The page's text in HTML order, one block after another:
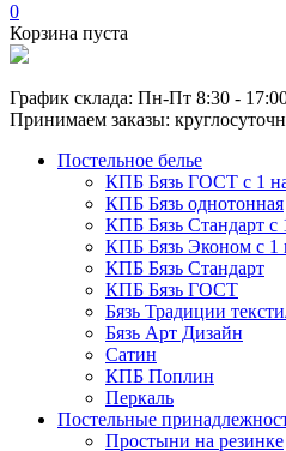
0
Корзина пуста
График склада: Пн-Пт 8:30 -
Принимаем заказы:
Постельное белье
КПБ Бязь ГОСТ c 1
КПБ Бязь однотонная
КПБ Бязь Стандарт c
КПБ Бязь Эконом с 1
КПБ Бязь Стандарт
КПБ Бязь ГОСТ
Бязь Традиции
Бязь Арт Дизайн
Сатин
КПБ Поплин
Перкаль
Постельные
Простыни на резинке